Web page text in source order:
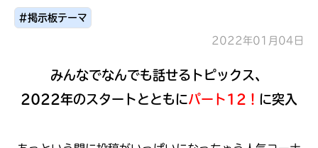
#掲示板テーマ
2022年01月04日
みんなでなんでも話せるトピックス、
2022年のスタートとともにパート12！ に突入